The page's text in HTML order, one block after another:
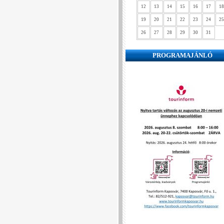
12 13 14 15 16 17 18
19 20 21 22 23 24 25
26 27 28 29 30 31
PROGRAMAJÁNLÓ